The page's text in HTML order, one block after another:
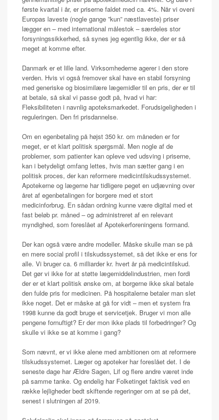
første kvartal i år, er priserne faldet med ca. 4%. Når vi oveni
Europas laveste (nogle gange ”kun” næstlaveste) priser
lægger en – med international målestok – særdeles stor
forsyningssikkerhed, så synes jeg egentlig ikke, der er så
meget at komme efter.
Danmark er et lille land. Virksomhederne agerer i den store
verden. Hvis vi også fremover skal have en stabil forsyning
med generiske og biosimilære lægemidler til en pris, der er til
at betale, så skal vi passe godt på, hvad vi har:
Fleksibiliteten i navnlig apoteksmarkedet. Forudsigeligheden i
reguleringen. Den fri prisdannelse.
Om en egenbetaling på højst 350 kr. om måneden er for
meget, er et klart politisk spørgsmål. Men nogle af de
problemer, som patienter kan opleve ved udsving i priserne,
kan i betydeligt omfang lettes, hvis man sætter gang i en
politisk proces, der kan reformere medicintilskudssystemet.
Apotekerne og lægerne har tidligere peget en udjævning over
året af egenbetalingen for borgere med et stort
medicinforbrug. En sådan ordning kunne være digital med et
fast beløb pr. måned – og administreret af en relevant
myndighed, som foreslået af Apotekerforeningens formand.
Der kan også være andre modeller. Måske skulle man se på
en mere social profil i tilskudssystemet, så det ikke er ens for
alle. Vi bruger ca. 6 milliarder kr. hvert år på medicintilskud.
Det gør vi ikke for at støtte lægemiddelindustrien, men fordi
der er et klart politisk ønske om, at borgerne ikke skal betale
den fulde pris for medicinen. På hospitalerne betaler man slet
ikke noget. Det er måske at gå for vidt – men et system fra
1998 kunne da godt bruge et servicetjek. Bruger vi mon alle
pengene fornuftigt? Er der mon ikke plads til forbedringer? Og
skulle vi ikke se at komme i gang?
Som nævnt, er vi ikke alene med ambitionen om at reformere
tilskudssystemet. Læger og apoteker har foreslået det. I de
seneste dage har Ældre Sagen, Lif og flere andre været inde
på samme tanke. Og endelig har Folketinget faktisk ved en
række lejligheder bedt skiftende regeringer om at se på det,
senest i slutningen af 2019.